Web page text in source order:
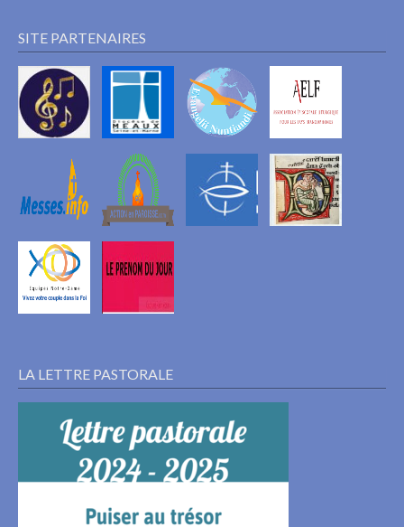
SITE PARTENAIRES
LA LETTRE PASTORALE